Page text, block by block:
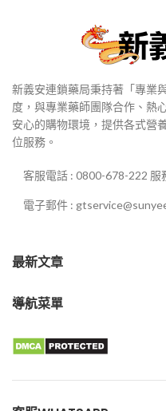
新義安連鎖藥局秉持著「專業
度，與專業藥師團隊合作、熱
安心的購物環境，提供各式營
位服務。
客服電話 : 0800-678-222
電子郵件 :
最新文章
導航菜單